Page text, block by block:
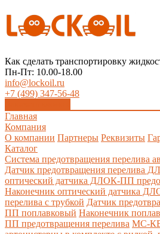
Как сделать транспортировку
Пн-Пт: 10.00-18.00
info@lockoil.ru
+7 (499) 347-56-48
Главная
Компания
О компании Партнеры Реквизиты
Каталог
Система предотвращения перелива
Датчик предотвращения перелива
оптический датчика ДЛОК-ПП
Наконечник оптический датчика
перелива с трубкой Датчик
ПП поплавковый Наконечник
ПП предотвращения перелива МС-